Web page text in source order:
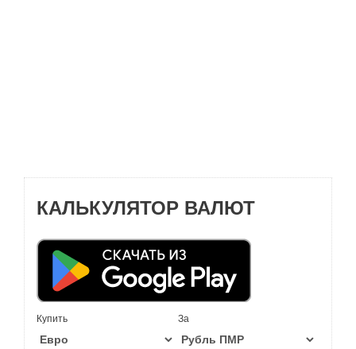
КАЛЬКУЛЯТОР ВАЛЮТ
Купить За